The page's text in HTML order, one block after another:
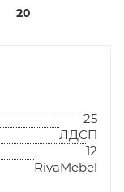
20
25
ЛДСП
12
RivaMebel